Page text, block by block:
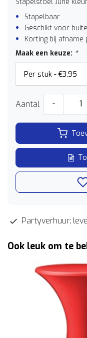
Stapelbaar
Geschikt voor
Korting bij afname
Maak een keuze: *
Aantal -
Partyverhuur;
Ook leuk om te